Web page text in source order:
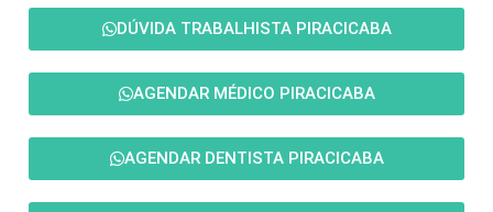
DÚVIDA TRABALHISTA PIRACICABA
AGENDAR MÉDICO PIRACICABA
AGENDAR DENTISTA PIRACICABA